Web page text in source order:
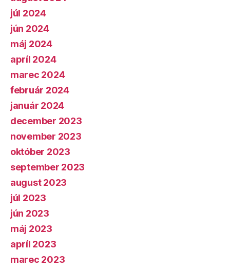
júl 2024
jún 2024
máj 2024
apríl 2024
marec 2024
február 2024
január 2024
december 2023
november 2023
október 2023
september 2023
august 2023
júl 2023
jún 2023
máj 2023
apríl 2023
marec 2023